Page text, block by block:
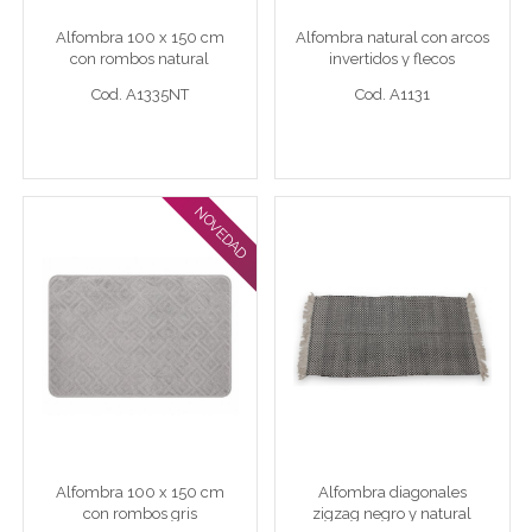
Cod. A1335NT
Alfombra 100 x 150 cm
con rombos natural
Cod. A1335NT
Cod. A1131
Alfombra natural con arcos
invertidos y flecos
Cod. A1131
NOVEDAD
con rombos gris
Cod. A1335G
Alfombra 100 x 150 cm
con rombos gris
Alfombra diagonales
zigzag negro y natural
Cod. A0968
Alfombra diagonales
zigzag negro y natural